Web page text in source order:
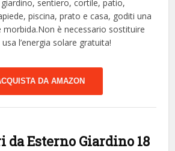
sentiero, cortile, patio,
piscina, prato e casa, goditi una
morbida.Non è necessario sostituire
l’energia solare gratuita!
DA AMAZON
da Esterno Giardino 18